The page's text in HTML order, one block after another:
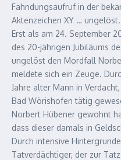
Fahndungsaufruf in der
Aktenzeichen XY …
Erst als am 24. September
des 20-jährigen Jubiläums
ungelöst den Mordfall
meldete sich ein Zeuge.
Jahre alter Mann in
Bad Wörishofen tätig
Norbert Hübener gewohnt
dass dieser damals in
Durch intensive
Tatverdächtiger, der zur